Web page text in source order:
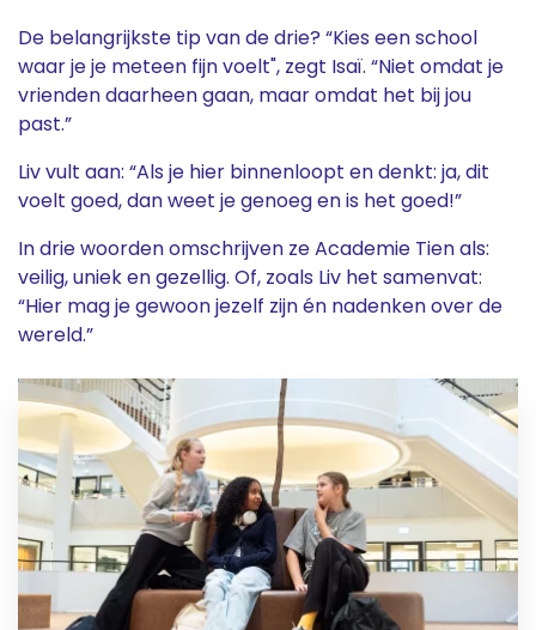
De belangrijkste tip van de drie? “Kies een school
waar je je meteen fijn voelt", zegt Isaï. “Niet omdat je
vrienden daarheen gaan, maar omdat het bij jou
past.”
Liv vult aan: “Als je hier binnenloopt en denkt: ja, dit
voelt goed, dan weet je genoeg en is het goed!”
In drie woorden omschrijven ze Academie Tien als:
veilig, uniek en gezellig. Of, zoals Liv het samenvat:
“Hier mag je gewoon jezelf zijn én nadenken over de
wereld.”